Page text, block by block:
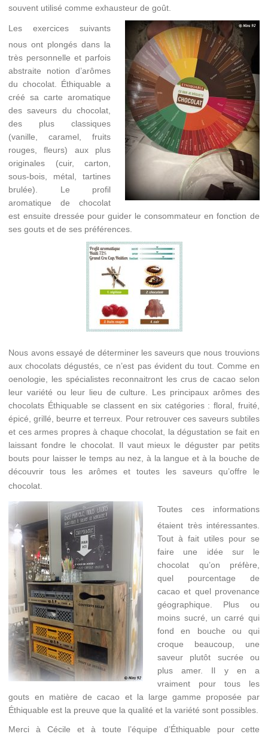
souvent utilisé comme exhausteur de goût.
Les exercices suivants
nous ont plongés dans la
très personnelle et parfois
abstraite notion d’arômes
du chocolat. Éthiquable a
créé sa carte aromatique
des saveurs du chocolat,
des plus classiques
(vanille, caramel, fruits
rouges, fleurs) aux plus
originales (cuir, carton,
sous-bois, métal, tartines
brulée). Le profil
aromatique de chocolat
est ensuite dressée pour guider le consommateur en fonction de
ses gouts et de ses préférences.
Nous avons essayé de déterminer les saveurs que nous trouvions
aux chocolats dégustés, ce n’est pas évident du tout. Comme en
oenologie, les spécialistes reconnaitront les crus de cacao selon
leur variété ou leur lieu de culture. Les principaux arômes des
chocolats Éthiquable se classent en six catégories : floral, fruité,
épicé, grillé, beurre et terreux. Pour retrouver ces saveurs subtiles
et ces armes propres à chaque chocolat, la dégustation se fait en
laissant fondre le chocolat. Il vaut mieux le déguster par petits
bouts pour laisser le temps au nez, à la langue et à la bouche de
découvrir tous les arômes et toutes les saveurs qu’offre le
chocolat.
Toutes ces informations
étaient très intéressantes.
Tout à fait utiles pour se
faire une idée sur le
chocolat qu’on préfère,
quel pourcentage de
cacao et quel provenance
géographique. Plus ou
moins sucré, un carré qui
fond en bouche ou qui
croque beaucoup, une
saveur plutôt sucrée ou
plus amer. Il y en a
vraiment pour tous les
gouts en matière de cacao et la large gamme proposée par
Éthiquable est la preuve que la qualité et la variété sont possibles.
Merci à Cécile et à toute l’équipe d’Éthiquable pour cette